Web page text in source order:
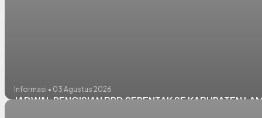
Informasi • 03 Agustus 2026
JADWAL PENGISIAN BPD SERENTAK SE KABUPATEN